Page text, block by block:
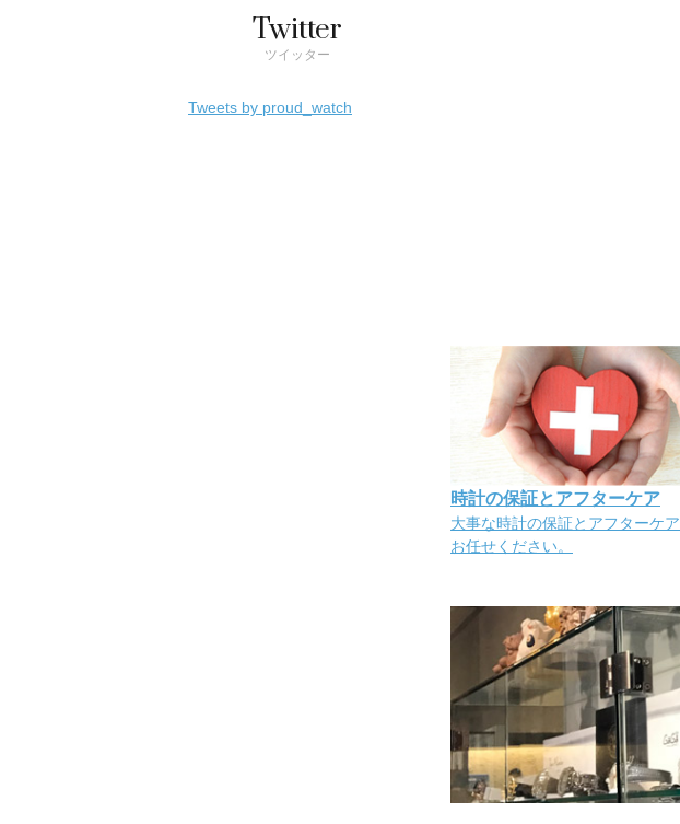
時計の保証とアフターケア
大事な時計の保証とアフターケア
お任せください。
Twitter
ツイッター
Tweets by proud_watch